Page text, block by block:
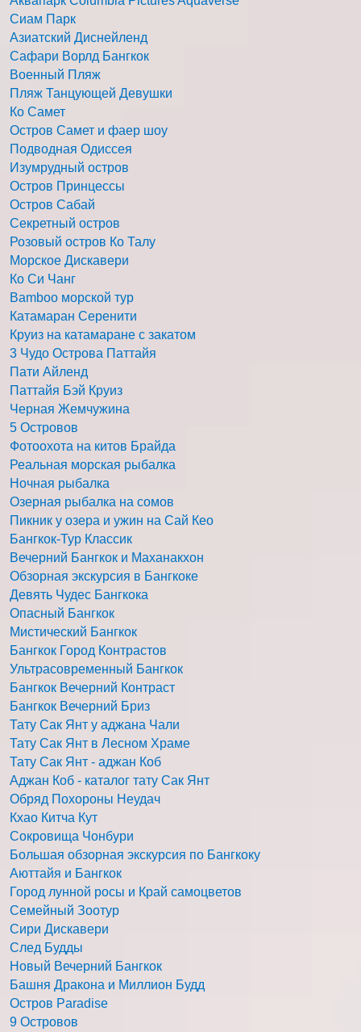
Сиам Парк
Азиатский Диснейленд
Сафари Ворлд Бангкок
Военный Пляж
Пляж Танцующей Девушки
Ко Самет
Остров Самет и фаер шоу
Подводная Одиссея
Изумрудный остров
Остров Принцессы
Остров Сабай
Секретный остров
Розовый остров Ко Талу
Морское Дискавери
Ко Си Чанг
Bamboo морской тур
Катамаран Серенити
Круиз на катамаране с закатом
3 Чудо Острова Паттайя
Пати Айленд
Паттайя Бэй Круиз
Черная Жемчужина
5 Островов
Фотоохота на китов Брайда
Реальная морская рыбалка
Ночная рыбалка
Озерная рыбалка на сомов
Пикник у озера и ужин на Сай Кео
Бангкок-Тур Классик
Вечерний Бангкок и Маханакхон
Обзорная экскурсия в Бангкоке
Девять Чудес Бангкока
Опасный Бангкок
Мистический Бангкок
Бангкок Город Контрастов
Ультрасовременный Бангкок
Бангкок Вечерний Контраст
Бангкок Вечерний Бриз
Тату Сак Янт у аджана Чали
Тату Сак Янт в Лесном Храме
Тату Сак Янт - аджан Коб
Аджан Коб - каталог тату Сак Янт
Обряд Похороны Неудач
Кхао Китча Кут
Сокровища Чонбури
Большая обзорная экскурсия по Бангкоку
Аюттайя и Бангкок
Город лунной росы и Край самоцветов
Семейный Зоотур
Сири Дискавери
След Будды
Новый Вечерний Бангкок
Башня Дракона и Миллион Будд
Остров Paradise
9 Островов